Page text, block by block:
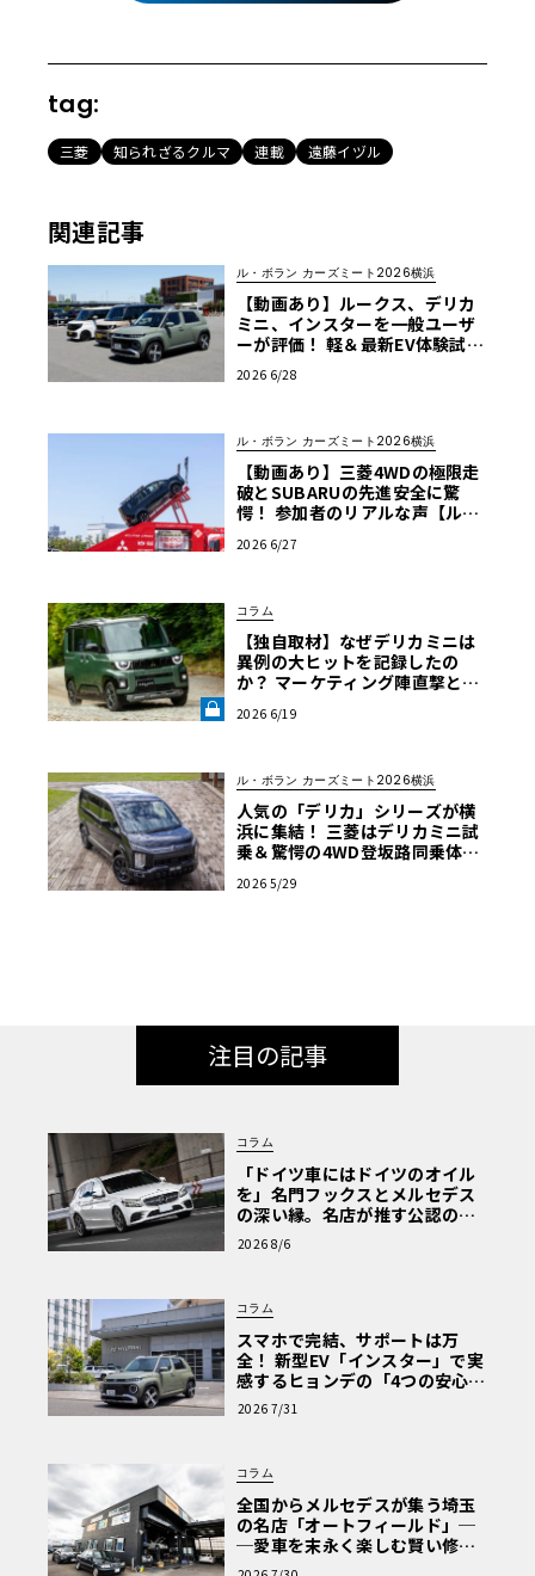
tag:
三菱 知られざるクルマ 連載 遠藤イヅル
関連記事
ル・ボラン カーズミート2026横浜
【動画あり】ルークス、デリカ
ミニ、インスターを一般ユーザ
ーが評価！ 軽＆最新EV体験試乗
ート2026横浜】
2026 6/28
ル・ボラン カーズミート2026横浜
【動画あり】三菱4WDの極限走
破とSUBARUの先進安全に驚
愕！ 参加者のリアルな声【ル・
2026 6/27
コラム
【独自取材】なぜデリカミニは
異例の大ヒットを記録したの
か？ マーケティング陣直撃と試
軌跡【自動車業界の研究】《LE
2026 6/19
ル・ボラン カーズミート2026横浜
人気の「デリカ」シリーズが横
浜に集結！ 三菱はデリカミニ試
乗＆驚愕の4WD登坂路同乗体験
ト2026横浜】
2026 5/29
注目の記事
コラム
「ドイツ車にはドイツのオイル
を」名門フックスとメルセデス
の深い縁。名店が推す公認の安
心と、Cクラスで味わうシルキー
な走り〈PR〉
2026 8/6
コラム
スマホで完結、サポートは万
全！ 新型EV「インスター」で実
感するヒョンデの「4つの安心」
【第1回・ヒョンデ6つの疑問：
Why? Hyundai?】〈PR〉
2026 7/31
コラム
全国からメルセデスが集う埼玉
の名店「オートフィールド」─
─愛車を末永く楽しむ賢い修理
術と、プロがフックス製オイル